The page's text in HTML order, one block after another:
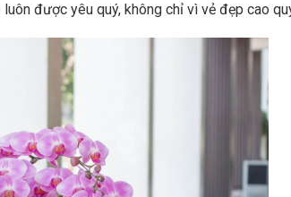
được yêu quý, không chỉ vì vẻ đẹp cao